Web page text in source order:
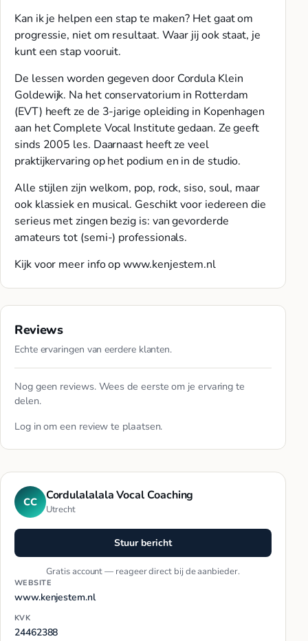
Kan ik je helpen een stap te maken? Het gaat om
progressie, niet om resultaat. Waar jij ook staat, je
kunt een stap vooruit.
De lessen worden gegeven door Cordula Klein
Goldewijk. Na het conservatorium in Rotterdam
(EVT) heeft ze de 3-jarige opleiding in Kopenhagen
aan het Complete Vocal Institute gedaan. Ze geeft
sinds 2005 les. Daarnaast heeft ze veel
praktijkervaring op het podium en in de studio.
Alle stijlen zijn welkom, pop, rock, siso, soul, maar
ook klassiek en musical. Geschikt voor iedereen die
serieus met zingen bezig is: van gevorderde
amateurs tot (semi-) professionals.
Kijk voor meer info op www.kenjestem.nl
Reviews
Echte ervaringen van eerdere klanten.
Nog geen reviews. Wees de eerste om je ervaring te
delen.
Log in om een review te plaatsen.
CC Cordulalalala Vocal Coaching
Utrecht
Stuur bericht
Gratis account — reageer direct bij de aanbieder.
WEBSITE
www.kenjestem.nl
KVK
24462388